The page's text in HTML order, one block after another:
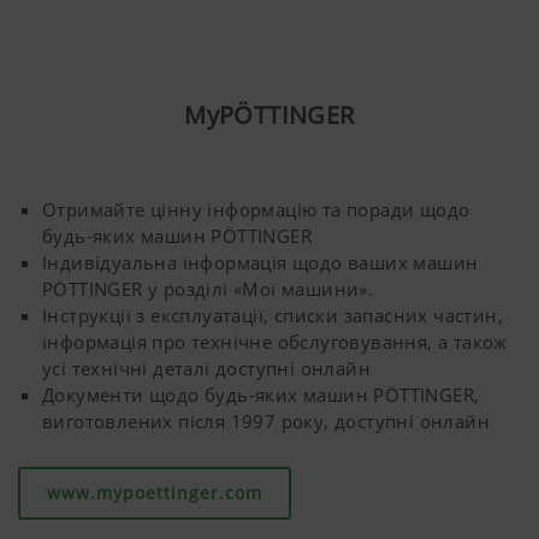
Аналіз та статистика
та продуктивність нашої веб-сторінки. Тому
ми використовуємо технології аналізу
(включаючи файли cookie), які анонімно
вимірюють та оцінюють, який контент на
нашій веб-сторінці використовується та як
часто до нього звертаються.
Призначення
Сookie-файлів
Тривалість
Google
Analytics
Аналіз
використання
MyPÖTTINGER
Отримайте цінну інформацію та поради щодо
будь-яких машин PÖTTINGER
Індивідуальна інформація щодо ваших машин
PÖTTINGER у розділі «Мої машини».
Інструкції з експлуатації, списки запасних частин,
інформація про технічне обслуговування, а також
усі технічні деталі доступні онлайн
Документи щодо будь-яких машин PÖTTINGER,
виготовлених після 1997 року, доступні онлайн
www.mypoettinger.com